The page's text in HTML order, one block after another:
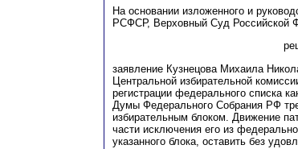
На основании изложенного и
РСФСР, Верховный Суд Российской
заявление Кузнецова Михаила
Центральной избирательной
регистрации федерального списка
Думы Федерального Собрания РФ
избирательным блоком. Движение
части исключения его из
указанного блока, оставить без